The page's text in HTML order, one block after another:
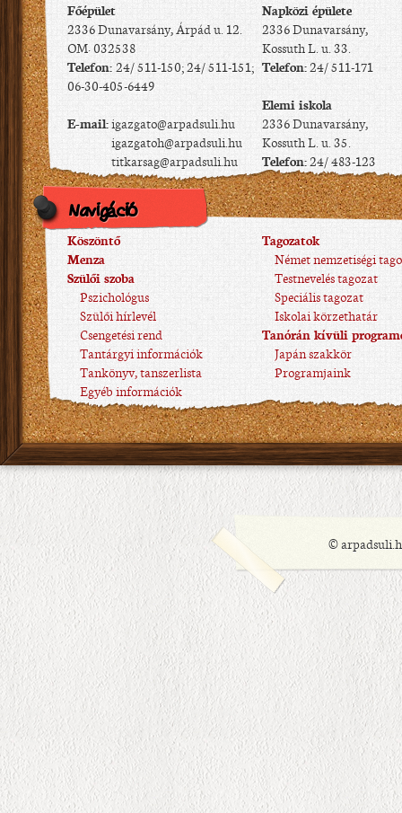
Főépület
2336 Dunavarsány, Árpád u. 12.
OM: 032538
Telefon: 24/ 511-150; 24/ 511-151;
06-30-405-6449
E-mail:igazgato@arpadsuli.hu
igazgatoh@arpadsuli.hu
titkarsag@arpadsuli.hu
Napközi épülete
2336 Dunavarsány,
Kossuth L. u. 33.
Telefon:24/ 511-171
Elemi iskola
2336 Dunavarsány,
Kossuth L. u. 35.
Telefon:24/ 483-123
Navigáció
Köszöntő
Menza
Szülői szoba
Pszichológus
Szülői hírlevél
Csengetési rend
Tantárgyi információk
Tankönyv, tanszerlista
Egyéb információk
Tagozatok
Német nemzetiségi
Testnevelés tagozat
Speciális tagozat
Iskolai körzethatár
Tanórán kívüli
Japán szakkör
Programjaink
©